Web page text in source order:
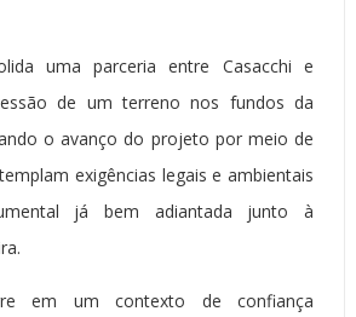
uma parceria entre Casacchi e
de um terreno nos fundos da
o avanço do projeto por meio de
exigências legais e ambientais
já bem adiantada junto à
em um contexto de confiança